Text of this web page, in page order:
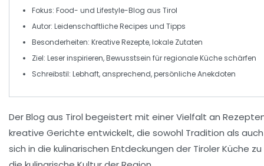
Fokus: Food- und Lifestyle-Blog aus Tirol
Autor: Leidenschaftliche Recipes und Tipps
Besonderheiten: Kreative Rezepte, lokale Zutaten
Ziel: Leser inspirieren, Bewusstsein für regionale Küche schärfen
Schreibstil: Lebhaft, ansprechend, persönliche Anekdoten
Der Blog aus Tirol begeistert mit einerVielfalt an
kreative Gerichte entwickelt, die sowohl Tradition als
sich in die kulinarischen Entdeckungen der Tiroler Küche